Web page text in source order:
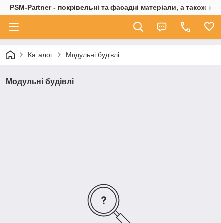
PSM-Partner - покрівельні та фасадні матеріали, а також
Каталог Модульні будівлі
Модульні будівлі